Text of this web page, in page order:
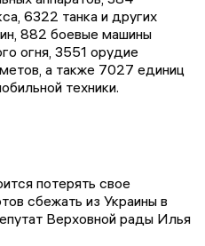
6322 танка и других
882 боевые машины
огня, 3551 орудие
а также 7027 единиц
техники.
потерять свое
сбежать из Украины в
Верховной рады Илья